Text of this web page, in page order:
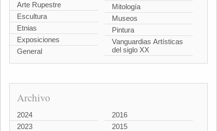
Arte Rupestre
Escultura
Etnias
Exposiciones
General
Mitología
Museos
Pintura
Vanguardias Artísticas
del siglo XX
Archivo
2024
2023
2016
2015